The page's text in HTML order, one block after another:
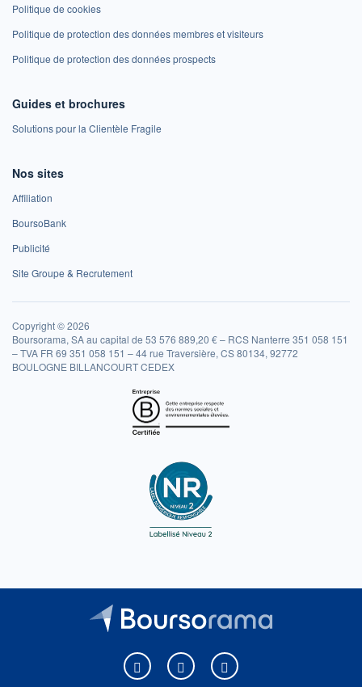
Politique de cookies
Politique de protection des données membres et visiteurs
Politique de protection des données prospects
Guides et brochures
Solutions pour la Clientèle Fragile
Nos sites
Affiliation
BoursoBank
Publicité
Site Groupe & Recrutement
Copyright © 2026
Boursorama, SA au capital de 53 576 889,20 € – RCS Nanterre 351 058 151
– TVA FR 69 351 058 151 – 44 rue Traversière, CS 80134, 92772
BOULOGNE BILLANCOURT CEDEX
Boursorama sur Facebook
Boursorama sur XBoursorama sur